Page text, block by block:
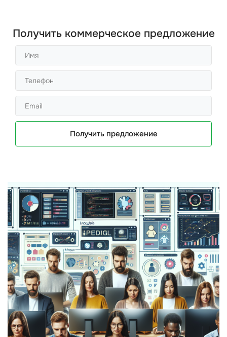
Получить коммерческое предложение
Получить предложение